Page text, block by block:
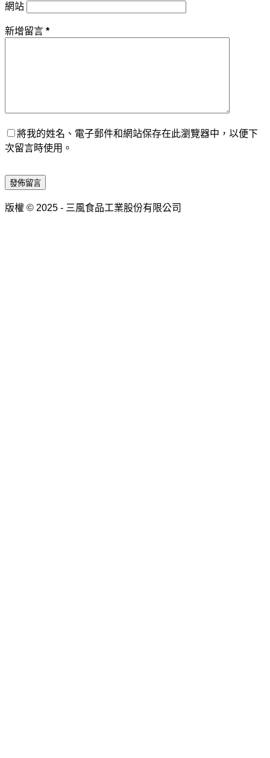
網站
新增留言 *
將我的姓名、電子郵件和網站保存在此瀏覽器中，以便下
次留言時使用。
發佈留言
版權 © 2025 - 三風食品工業股份有限公司